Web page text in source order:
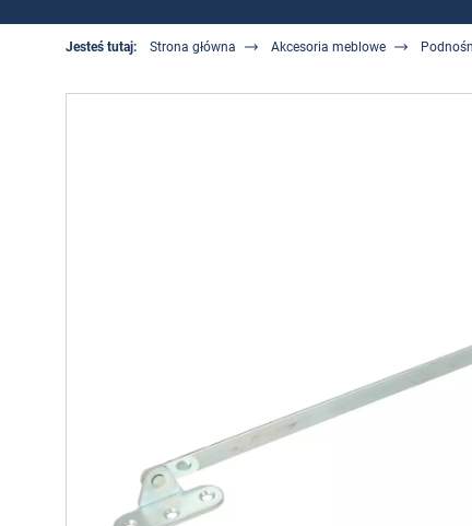
Jesteś tutaj: Strona główna Akcesoria meblowe